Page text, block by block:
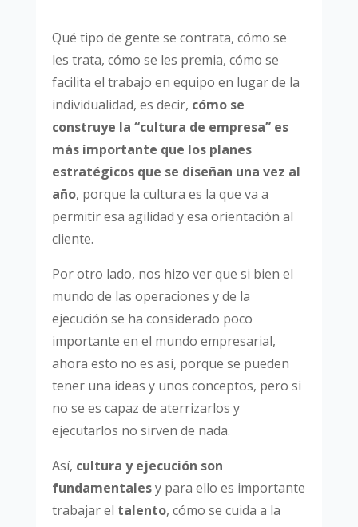
Qué tipo de gente se contrata, cómo se
les trata, cómo se les premia, cómo se
facilita el trabajo en equipo en lugar de la
individualidad, es decir, cómo se
construye la “cultura de empresa” es
más importante que los planes
estratégicos que se diseñan una vez al
año, porque la cultura es la que va a
permitir esa agilidad y esa orientación al
cliente.
Por otro lado, nos hizo ver que si bien el
mundo de las operaciones y de la
ejecución se ha considerado poco
importante en el mundo empresarial,
ahora esto no es así, porque se pueden
tener una ideas y unos conceptos, pero si
no se es capaz de aterrizarlos y
ejecutarlos no sirven de nada.
Así, cultura y ejecución son
fundamentalesy para ello es importante
trabajar el talento, cómo se cuida a la